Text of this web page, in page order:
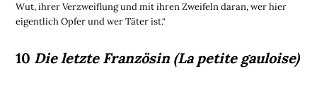
Wut, ihrer Verzweiflung und mit ihren Zweifeln daran, wer hier
eigentlich Opfer und wer Täter ist.“
10 Die letzte Französin (La petite gauloise)